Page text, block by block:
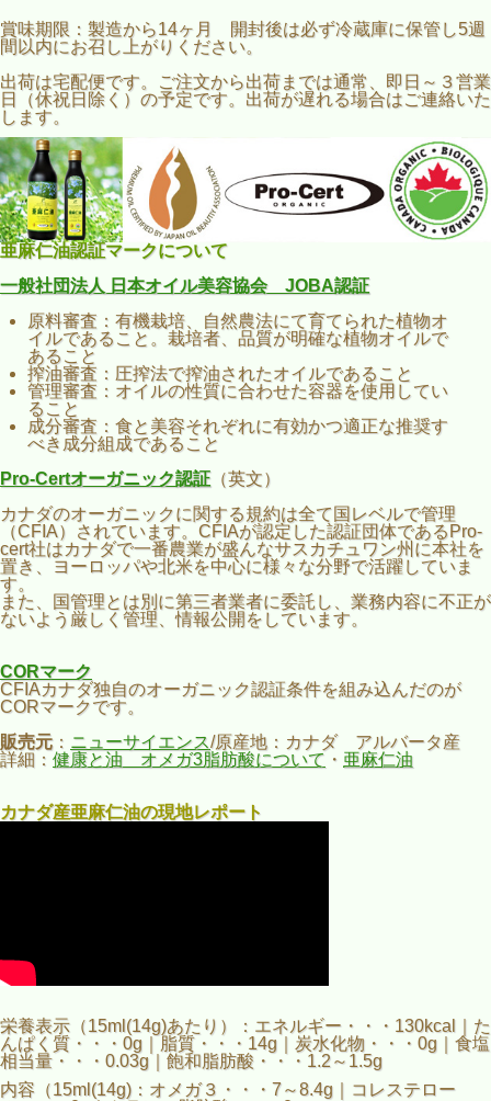
賞味期限：製造から14ヶ月 開封後は必ず冷蔵庫に保管し5週
間以内にお召し上がりください。
出荷は宅配便です。ご注文から出荷までは通常、即日～３営業
日（休祝日除く）の予定です。出荷が遅れる場合はご連絡いた
します。
亜麻仁油認証マークについて
一般社団法人 日本オイル美容協会 JOBA認証
原料審査：有機栽培、自然農法にて育てられた植物オ
イルであること。栽培者、品質が明確な植物オイルで
あること
搾油審査：圧搾法で搾油されたオイルであること
管理審査：オイルの性質に合わせた容器を使用してい
ること
成分審査：食と美容それぞれに有効かつ適正な推奨す
べき成分組成であること
Pro-Certオーガニック認証 （英文）
カナダのオーガニックに関する規約は全て国レベルで管理
（CFIA）されています。CFIAが認定した認証団体であるPro-
cert社はカナダで一番農業が盛んなサスカチュワン州に本社を
置き、ヨーロッパや北米を中心に様々な分野で活躍していま
す。
また、国管理とは別に第三者業者に委託し、業務内容に不正が
ないよう厳しく管理、情報公開をしています。
CORマーク
CFIAカナダ独自のオーガニック認証条件を組み込んだのが
CORマークです。
販売元： ニューサイエンス/原産地：カナダ アルバータ産
詳細： 健康と油 オメガ3脂肪酸について ・ 亜麻仁油
カナダ産亜麻仁油の現地レポート
栄養表示（15ml(14g)あたり）：エネルギー・・・130kcal｜た
んぱく質・・・0g｜脂質・・・14g｜炭水化物・・・0g｜食塩
相当量・・・0.03g｜飽和脂肪酸・・・1.2～1.5g
内容（15ml(14g)：オメガ３・・・7～8.4g｜コレステロー